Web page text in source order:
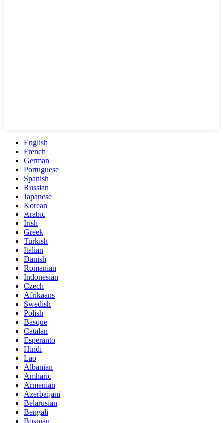
English
French
German
Portuguese
Spanish
Russian
Japanese
Korean
Arabic
Irish
Greek
Turkish
Italian
Danish
Romanian
Indonesian
Czech
Afrikaans
Swedish
Polish
Basque
Catalan
Esperanto
Hindi
Lao
Albanian
Amharic
Armenian
Azerbaijani
Belarusian
Bengali
Bosnian